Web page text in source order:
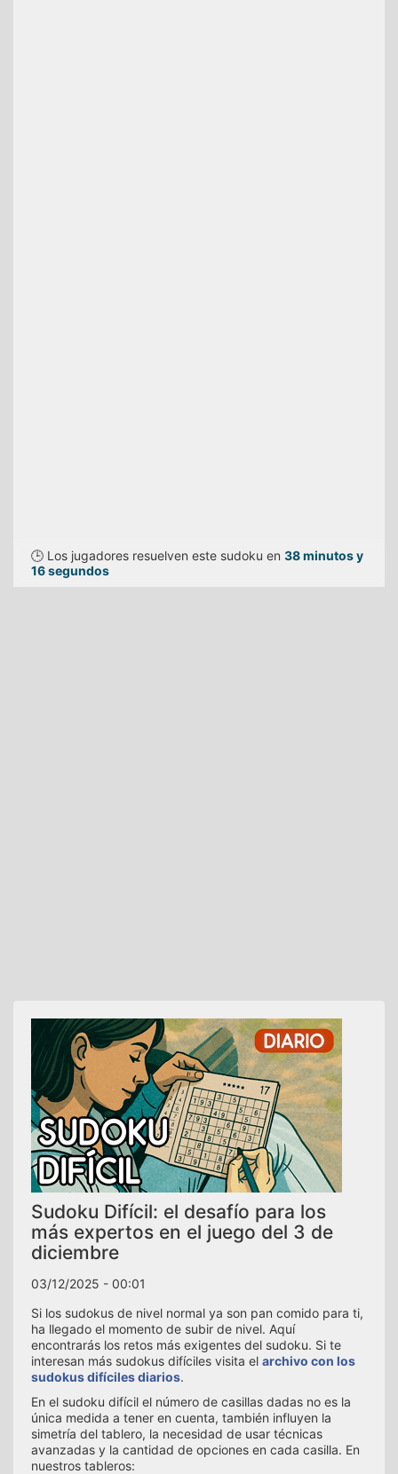
🕒 Los jugadores resuelven este sudoku en 38 minutos y
16 segundos
Sudoku Difícil: el desafío para los
más expertos en el juego del 3 de
diciembre
03/12/2025 - 00:01
Si los sudokus de nivel normal ya son pan comido para ti,
ha llegado el momento de subir de nivel. Aquí
encontrarás los retos más exigentes del sudoku. Si te
interesan más sudokus difíciles visita el archivo con los
sudokus difíciles diarios.
En el sudoku difícil el número de casillas dadas no es la
única medida a tener en cuenta, también influyen la
simetría del tablero, la necesidad de usar técnicas
avanzadas y la cantidad de opciones en cada casilla. En
nuestros tableros: